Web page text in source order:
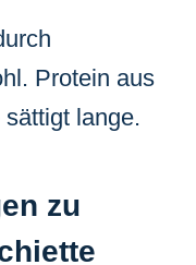
Protein aus
lange.
zu